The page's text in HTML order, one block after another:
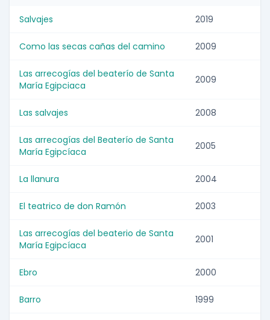
Salvajes 2019
Como las secas cañas del camino 2009
Las arrecogías del beaterío de Santa
María Egipciaca
2009
Las salvajes 2008
Las arrecogías del Beaterío de Santa
María Egipcíaca
2005
La llanura 2004
El teatrico de don Ramón 2003
Las arrecogías del beaterio de Santa
María Egipcíaca
2001
Ebro 2000
Barro 1999